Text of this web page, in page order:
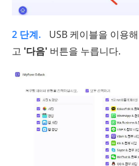
2 단계.
USB 케이블을 이용
고 '다음' 버튼을 누릅니다.